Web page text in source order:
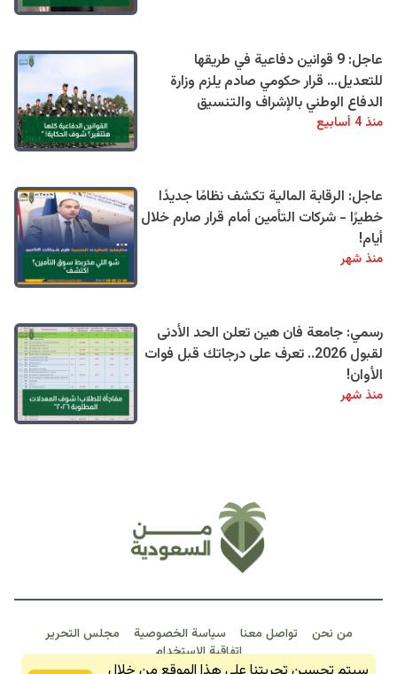
عاجل: 9 قوانين دفاعية في طريقها
للتعديل… قرار حكومي صادم يلزم وزارة
الدفاع الوطني بالإشراف والتنسيق
منذ 4 أسابيع
عاجل: الرقابة المالية تكشف نظامًا جديدًا
خطيرًا - شركات التأمين أمام قرار صارم خلال
أيام!
منذ شهر
رسمي: جامعة فان هين تعلن الحد الأدنى
لقبول 2026.. تعرف على درجاتك قبل فوات
الأوان!
منذ شهر
من نحن تواصل معنا سياسة الخصوصية
مجلس التحرير
اتفاقية الاستخدام